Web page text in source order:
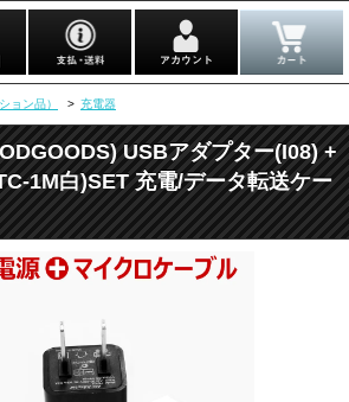
ョン品） > 充電器
USBアダプター(I08) +
1M白)SET 充電/データ転送ケー